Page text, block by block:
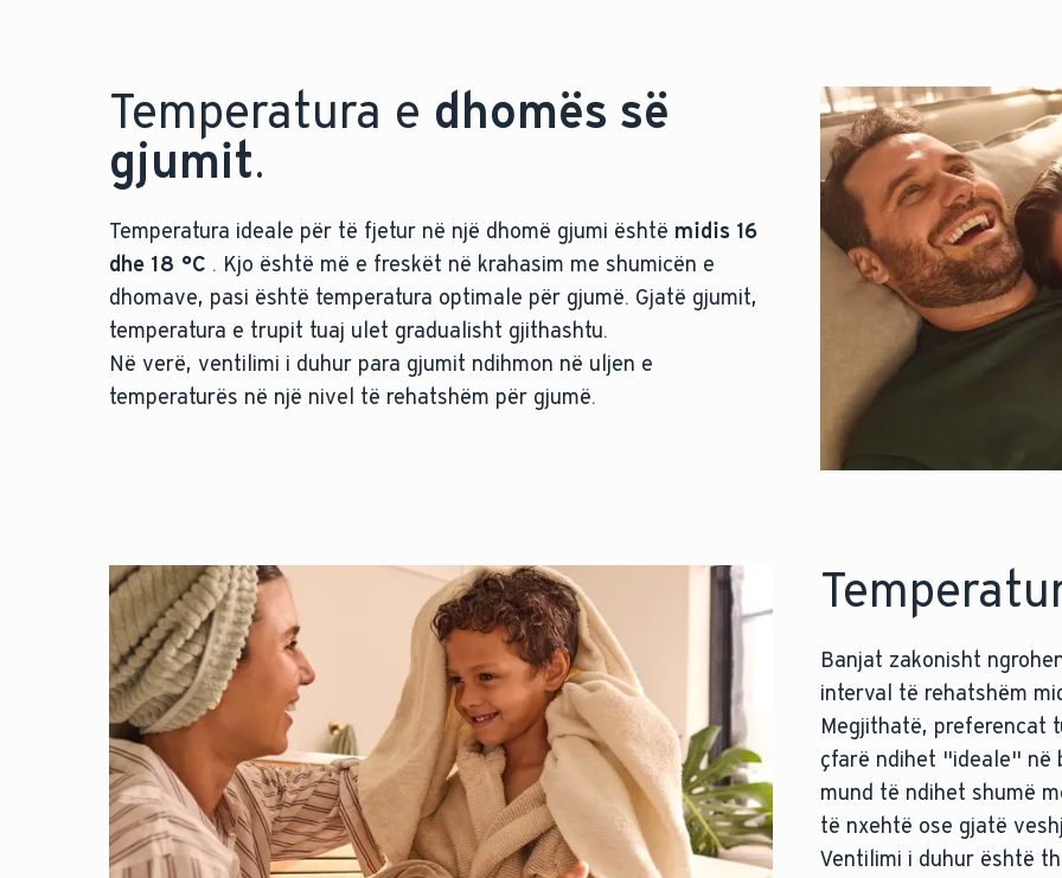
Temperatura e dhomës së
gjumit.
Temperatura ideale për të fjetur në një dhomë gjumi është midis 16
dhe 18 °C . Kjo është më e freskët në krahasim me shumicën e
dhomave, pasi është temperatura optimale për gjumë. Gjatë gjumit,
temperatura e trupit tuaj ulet gradualisht gjithashtu.
Në verë, ventilimi i duhur para gjumit ndihmon në uljen e
temperaturës në një nivel të rehatshëm për gjumë.
Banjat zakonisht
interval të rehatshëm
Megjithatë, preferencat
çfarë ndihet "ideale" në
mund të ndihet shumë
të nxehtë ose gjatë
Ventilimi i duhur është